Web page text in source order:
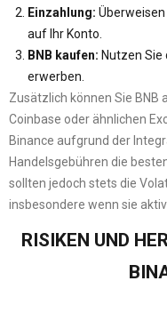
Einzahlung:
auf Ihr Konto.
BNB kaufen: Nutzen
erwerben.
Zusätzlich können Sie
Coinbase oder ähnlichen
Binance aufgrund der
Handelsgebühren die
sollten jedoch stets die
insbesondere wenn sie
RISIKEN UND